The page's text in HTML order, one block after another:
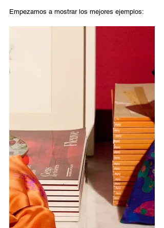
Empezamos a mostrar los mejores ejemplos: